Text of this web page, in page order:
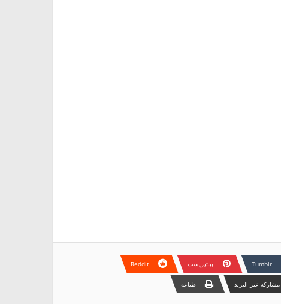
بينتيريست
مشاركة عبر البريد طباعة